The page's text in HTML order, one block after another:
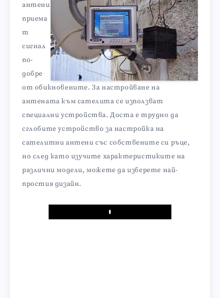
антени
приема
т
сигнал
по-
добре
от обикновените. За настройване на
антената към сателита се използват
специални устройства. Доста е трудно да
сглобите устройство за настройка на
сателитни антени със собствените си ръце,
но след като изучите характеристиките на
различни модели, можете да изберете най-
простия дизайн.
Play